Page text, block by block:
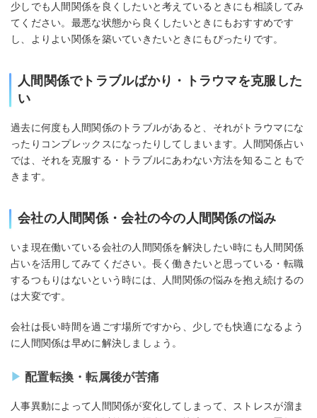
少しでも人間関係を良くしたいと考えているときにも相談してみ
てください。最悪な状態から良くしたいときにもおすすめです
し、よりよい関係を築いていきたいときにもぴったりです。
人間関係でトラブルばかり・トラウマを克服した
い
過去に何度も人間関係のトラブルがあると、それがトラウマにな
ったりコンプレックスになったりしてしまいます。人間関係占い
では、それを克服する・トラブルにあわない方法を知ることもで
きます。
会社の人間関係・会社の今の人間関係の悩み
いま現在働いている会社の人間関係を解決したい時にも人間関係
占いを活用してみてください。長く働きたいと思っている・転職
するつもりはないという時には、人間関係の悩みを抱え続けるの
は大変です。
会社は長い時間を過ごす場所ですから、少しでも快適になるよう
に人間関係は早めに解決しましょう。
配置転換・転属後が苦痛
人事異動によって人間関係が変化してしまって、ストレスが溜ま